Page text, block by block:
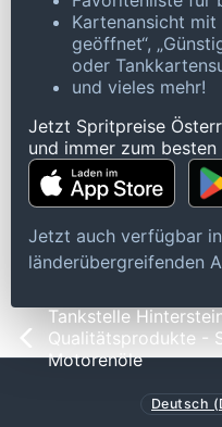
Kartenansicht
geöffnet“,
oder
und vieles mehr!
Jetzt Spritpreise
und immer zum besten
Jetzt auch verfügbar
länderübergreifenden
Tankstelle
Qualitätsprodukte -
Motorenöle
Deutsch